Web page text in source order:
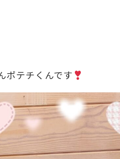
ポテチくんです